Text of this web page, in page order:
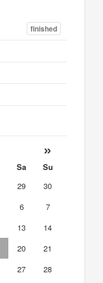
finished
»
Sa
Su
29
30
6
7
13
14
20
21
27
28